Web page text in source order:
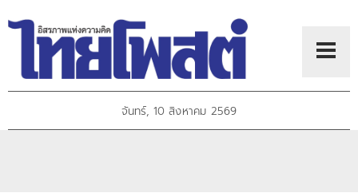
จันทร์, 10 สิงหาคม 2569